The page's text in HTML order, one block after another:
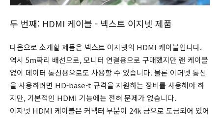
두 번째: HDMI 케이블 - 넥스트 이지넷 제품
다음으로 소개할 제품은 넥스트 이지넷의 HDMI 케이블입니다.
역시 5m짜리 배선으로, 모니터 연결용으로 구매했지만 랜 케이블
없이 데이터 통신용으로도 사용할 수 있습니다. 물론 이더넷 통신
을 사용하려면 HD-base-t 규격을 지원하는 장비를 사용해야 하
지만, 기본적인 HDMI 기능에는 전혀 문제가 없습니다.
이지넷 HDMI 케이블은 커넥터 부분이 24k 금으로 도금되어 있어